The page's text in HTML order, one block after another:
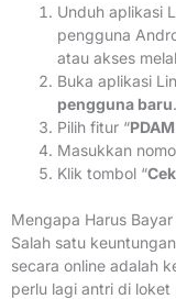
Unduh aplikasi
pengguna
atau akses
Buka aplikasi
pengguna baru.
Pilih fitur “
Masukkan
Klik tombol “
Mengapa Harus
Salah satu
secara online adalah
perlu lagi antri di